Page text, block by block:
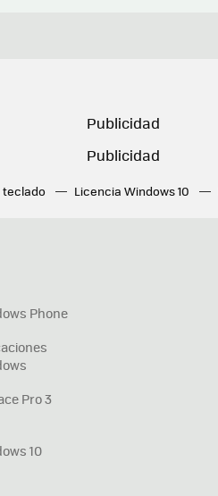
teclado Licencia Windows 10
Phone
Pro 3
10